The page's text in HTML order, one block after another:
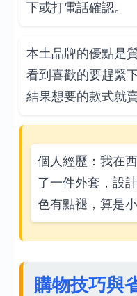
下或打電話確認。
本土品牌的優點是
看到喜歡的要趕緊
結果想要的款式就
個人經歷：我在
了一件外套，設
色有點褪，算是小
購物技巧與